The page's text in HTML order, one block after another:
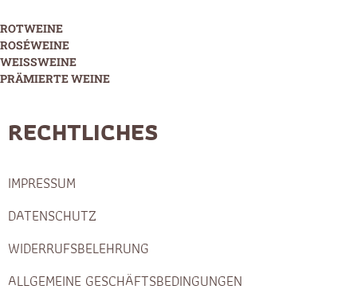
ROTWEINE
ROSÉWEINE
WEISSWEINE
PRÄMIERTE WEINE
RECHTLICHES
IMPRESSUM
DATENSCHUTZ
WIDERRUFSBELEHRUNG
ALLGEMEINE GESCHÄFTSBEDINGUNGEN